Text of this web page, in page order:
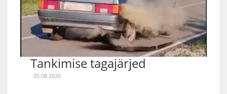
Tankimise tagajärjed
05.08.2026